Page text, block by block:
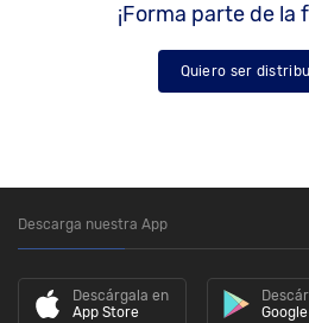
¡Forma parte de la
Quiero ser
Descarga nuestra App
Descárgala en
App Store